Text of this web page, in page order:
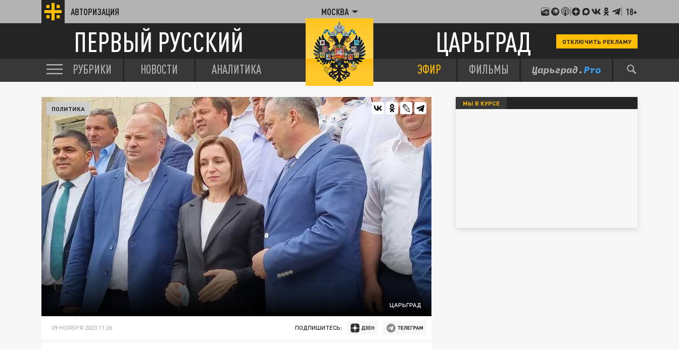
АВТОРИЗАЦИЯ МОСКВА 18+
ПЕРВЫЙ РУССКИЙ ЦАРЬГРАД ОТКЛЮЧИТЬ РЕКЛАМУ
РУБРИКИ НОВОСТИ АНАЛИТИКА ЭФИР ФИЛЬМЫ
ЦАРЬГРАД
ПОЛИТИКА
09 НОЯБРЯ 2023 11:26 ПОДПИШИТЕСЬ:
МЫ В КУРСЕ